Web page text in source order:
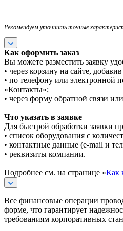
Рекомендуем уточнить точные
Как оформить заказ
Вы можете разместить заявку
• через корзину на сайте,
• по телефону или электронной
«Контакты»;
• через форму обратной связи
Что указать в заявке
Для быстрой обработки заявки
• список оборудования с
• контактные данные (e-mail и
• реквизиты компании.
Подробнее см. на странице «Как
Все финансовые операции
форме, что гарантирует
требованиям корпоративных